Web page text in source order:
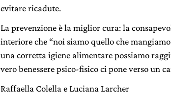
evitare ricadute.
La prevenzione è la miglior cura: la
interiore che “noi siamo quello che
una corretta igiene alimentare possiamo
vero benessere psico-fisico ci pone verso un
Raffaella Colella e Luciana Larcher